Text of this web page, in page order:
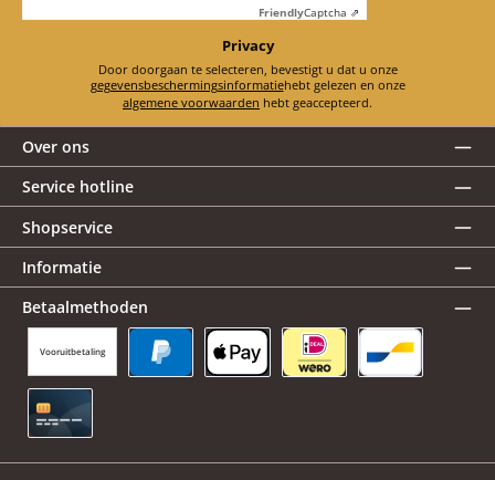
FriendlyCaptcha ⇗
Privacy
Door doorgaan te selecteren, bevestigt u dat u onze
gegevensbeschermingsinformatie
hebt gelezen en onze
algemene voorwaarden hebt geaccepteerd.
Over ons
Service hotline
Shopservice
Informatie
Betaalmethoden
Vooruitbetaling